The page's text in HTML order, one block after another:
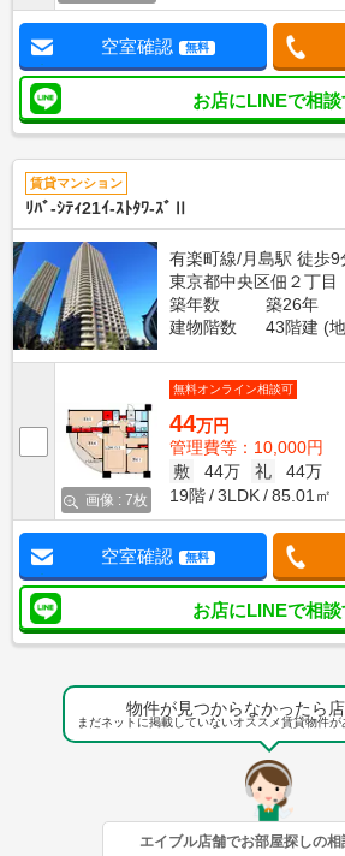
空室確認 無料
お店にLINEで相談
賃貸マンション
ﾘﾊﾞ-ｼﾃｨ21ｲ-ｽﾄﾀﾜ-ｽﾞⅡ
有楽町線/月島駅 徒歩9
東京都中央区佃２丁目
築年数
築26年
建物階数
43階建 (
画像 : 7枚
無料オンライン相談可
44万円
管理費等：10,000円
敷
44万 礼
44万
19階
3LDK 85.01㎡
空室確認 無料
お店にLINEで相談
物件が見つからなかったら
まだネットに掲載していないオススメ賃貸物件
エイブル店舗でお部屋探しの相